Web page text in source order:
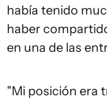
había tenido
haber
en una de las
"Mi posición era